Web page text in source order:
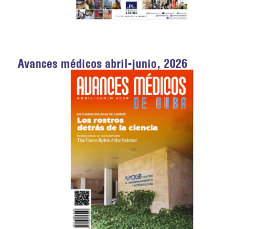
Avances médicos abril-junio, 2026